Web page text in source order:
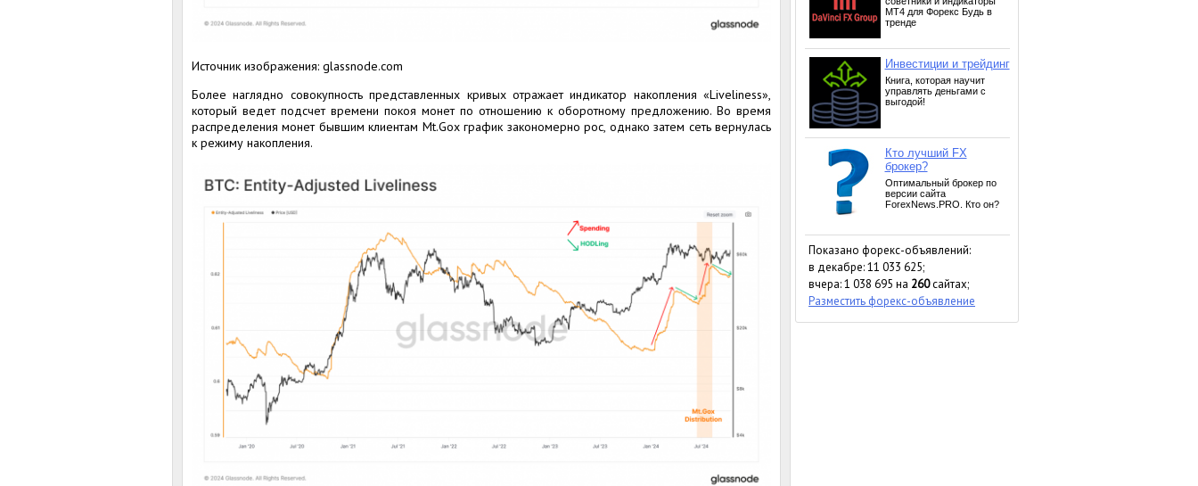
Источник изображения: glassnode.com
Более наглядно совокупность представленных кривых отражает индикатор накопления «Liveliness»,
который ведет подсчет времени покоя монет по отношению к оборотному предложению. Во время
распределения монет бывшим клиентам Mt.Gox график закономерно рос, однако затем сеть вернулась
к режиму накопления.
Показано форекс-объявлений:
в декабре: 11 033 625;
вчера: 1 038 695 на 260сайтах;
Разместить форекс-объявление